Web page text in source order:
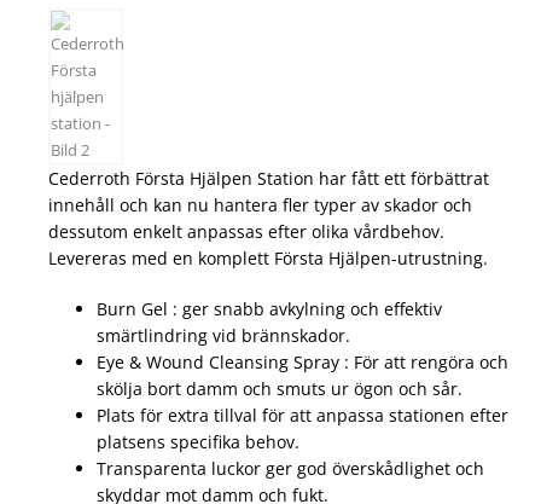
Cederroth Första Hjälpen Station har fått ett förbättrat
innehåll och kan nu hantera fler typer av skador och
dessutom enkelt anpassas efter olika vårdbehov.
Levereras med en komplett Första Hjälpen-utrustning.
Burn Gel : ger snabb avkylning och effektiv
smärtlindring vid brännskador.
Eye & Wound Cleansing Spray : För att rengöra och
skölja bort damm och smuts ur ögon och sår.
Plats för extra tillval för att anpassa stationen efter
platsens specifika behov.
Transparenta luckor ger god överskådlighet och
skyddar mot damm och fukt.